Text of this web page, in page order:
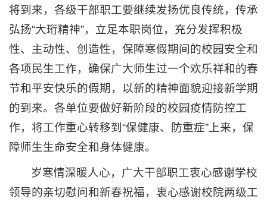
将到来，各级干部职工要继续发扬优良传统，传承
弘扬“大珩精神”，立足本职岗位，充分发挥积极
性、主动性、创造性，保障寒假期间的校园安全和
各项民生工作，确保广大师生过一个欢乐祥和的春
节和平安快乐的假期，以新的精神面貌迎接新学期
的到来。各单位要做好新阶段的校园疫情防控工
作，将工作重心转移到“保健康、防重症”上来，保
障师生生命安全和身体健康。
岁寒情深暖人心，广大干部职工衷心感谢学校
领导的亲切慰问和新春祝福，衷心感谢校院两级工